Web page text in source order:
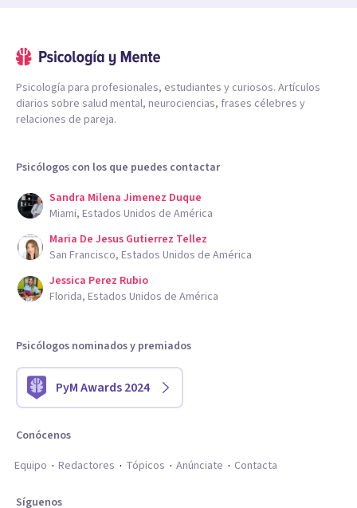
Psicología para profesionales, estudiantes y curiosos. Artículos
diarios sobre salud mental, neurociencias, frases célebres y
relaciones de pareja.
Psicólogos con los que puedes contactar
Sandra Milena Jimenez Duque
Miami, Estados Unidos de América
Maria De Jesus Gutierrez Tellez
San Francisco, Estados Unidos de América
Jessica Perez Rubio
Florida, Estados Unidos de América
Psicólogos nominados y premiados
PyM Awards 2024
Conócenos
Equipo
Redactores Tópicos Anúnciate Contacta
Síguenos